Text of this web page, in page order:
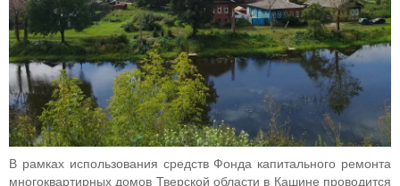
В рамках использования средств Фонда капитального ремонта
многоквартирных домов Тверской области в Кашине проводится